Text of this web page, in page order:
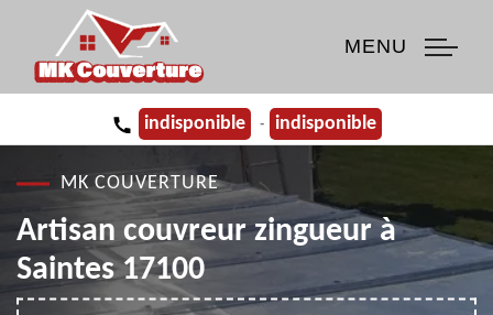
MENU
indisponible - indisponible
MK COUVERTURE
Artisan couvreur zingueur à
Saintes 17100